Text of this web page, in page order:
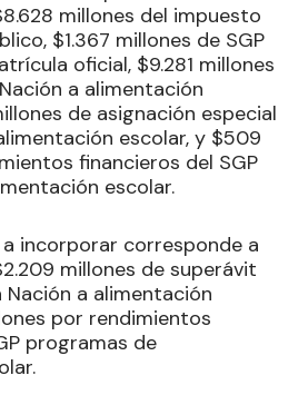
millones del impuesto
$1.367 millones de SGP
oficial, $9.281 millones
a alimentación
de asignación especial
escolar, y $509
financieros del SGP
escolar.
incorporar corresponde a
millones de superávit
a alimentación
por rendimientos
programas de